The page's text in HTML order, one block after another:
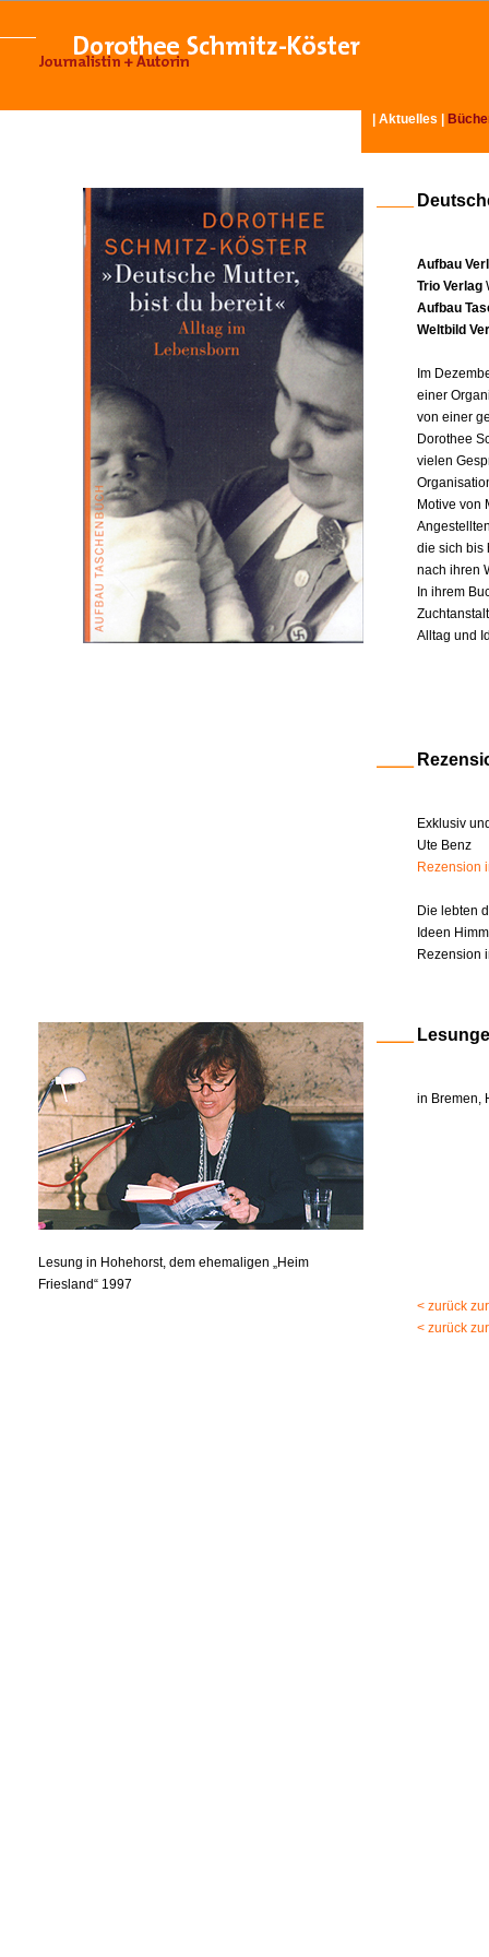
Aktuelles
Aufbau
Trio Verlag
Aufbau
Weltbild
Im
einer
von einer
Dorothee
vielen
Motive von
die sich bis
nach ihren
In ihrem
Alltag und
Exklusiv
Ute Benz
Rezension
Die lebten
Ideen
Rezension
Lesung in Hohehorst, dem ehemaligen „Heim
Friesland“ 1997
in Bremen,
< zurück
< zurück